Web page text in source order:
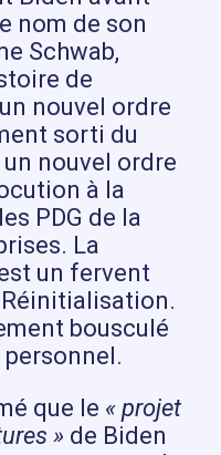
nom de son
Schwab,
de
nouvel ordre
sorti du
nouvel ordre
à la
PDG de la
La
un fervent
bousculé
personnel.
que le « projet
» de Biden